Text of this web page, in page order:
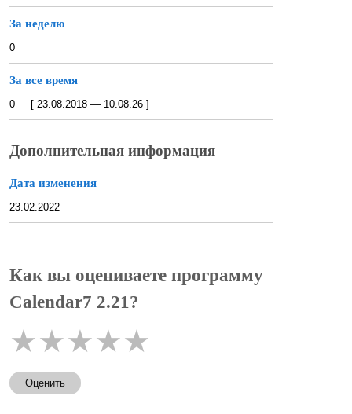
За неделю
0
За все время
0 [ 23.08.2018 — 10.08.26 ]
Дополнительная информация
Дата изменения
23.02.2022
Как вы оцениваете программу
Calendar7 2.21?
★★★★★
Оценить